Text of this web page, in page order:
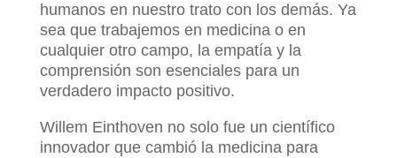
humanos en nuestro trato con los demás. Ya
sea que trabajemos en medicina o en
cualquier otro campo, la empatía y la
comprensión son esenciales para un
verdadero impacto positivo.
Willem Einthoven no solo fue un científico
innovador que cambió la medicina para